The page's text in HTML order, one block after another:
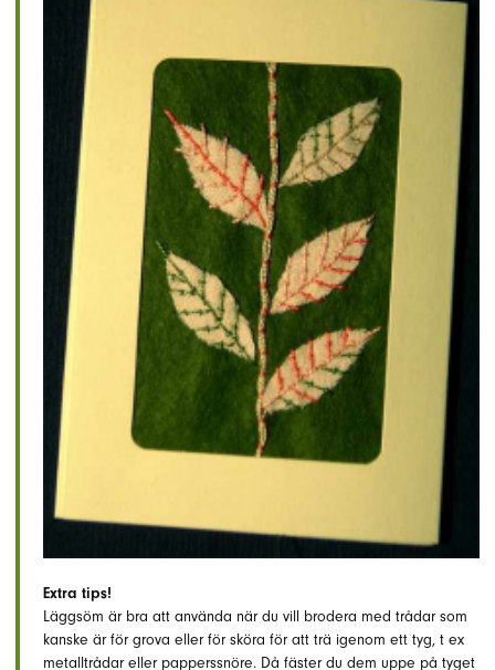
Extra tips!
Läggsöm är bra att använda när du vill brodera med trådar som
kanske är för grova eller för sköra för att trä igenom ett tyg, t ex
metalltrådar eller papperssnöre. Då fäster du dem uppe på tyget